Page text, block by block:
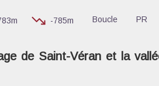
-785m Boucle PR
de Saint-Véran et la